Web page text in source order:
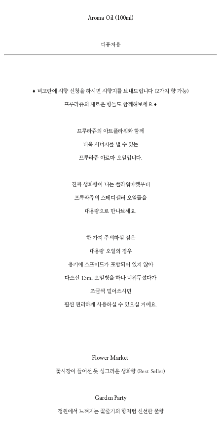
Aroma Oil (100ml)
디퓨저용
♦ 비고란에 시향 신청을 하시면 시향지를 보내드립니다 (2가지 향 가능)
프루라쥬의 새로운 향들도 함께해보세요 ♦
프루라쥬의 아트플라워와 함께
더욱 시너지를 낼 수 있는
프루라쥬 아로마 오일입니다.
진짜 생화향이 나는 플라워마켓부터
프루라쥬의 스테디셀러 오일들을
대용량으로 만나보세요.
한 가지 주의하실 점은
대용량 오일의 경우
용기에 스포이드가 포함되어 있지 않아
다쓰신 15ml 오일병을 하나 비워두셨다가
조금씩 덜어쓰시면
훨씬 편리하게 사용하실 수 있으실 거예요.
Flower Market
꽃시장이 들어선 듯 싱그러운 생화향 (Best Seller)
Garden Party
정원에서 느껴지는 꽃줄기의 향처럼 신선한 풀향